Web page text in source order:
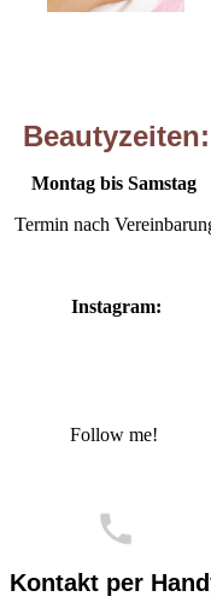
Beautyzeiten:
Montag bis Samstag
Termin nach
Instagram:
Follow me!
Kontakt per